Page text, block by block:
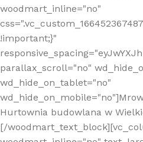
woodmart_inline="no"
!important;}"
parallax_scroll="no"
wd_hide_on_tablet="no"
Hurtownia budowlana w
[/